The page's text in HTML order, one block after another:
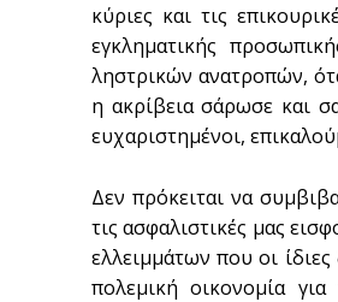
κύριες και τις
εγκληματικής
ληστρικών ανατροπών,
η ακρίβεια σάρωσε και
ευχαριστημένοι,
Δεν πρόκειται να
τις ασφαλιστικές μας
ελλειμμάτων που οι
πολεμική οικονομία